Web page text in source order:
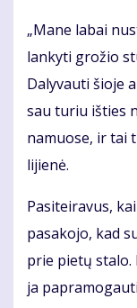
„Ma­ne la­bai
lan­ky­ti gro­žio
Da­ly­vau­ti šio­je
sau tu­riu iš­ties
na­muo­se, ir tai
li­jie­nė.
Pa­si­tei­ra­vus,
pa­sa­ko­jo, kad
prie pie­tų
ja